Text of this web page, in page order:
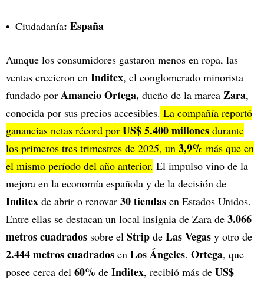
Ciudadanía: España
Aunque los consumidores gastaron menos en ropa, las
ventas crecieron en Inditex, el conglomerado minorista
fundado por Amancio Ortega, dueño de la marca Zara,
conocida por sus precios accesibles. La compañía reportó
ganancias netas récord por US$ 5.400 millones durante
los primeros tres trimestres de 2025, un 3,9% más que en
el mismo período del año anterior. El impulso vino de la
mejora en la economía española y de la decisión de
Inditex de abrir o renovar 30 tiendas en Estados Unidos.
Entre ellas se destacan un local insignia de Zara de 3.066
metros cuadrados sobre el Strip de Las Vegas y otro de
2.444 metros cuadrados en Los Ángeles. Ortega, que
posee cerca del 60% de Inditex, recibió más de US$